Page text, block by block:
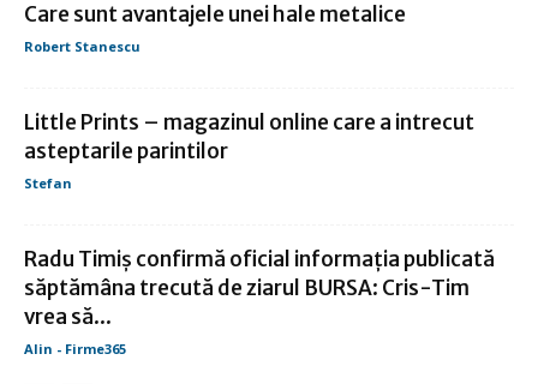
Care sunt avantajele unei hale metalice
Robert Stanescu
Little Prints – magazinul online care a intrecut
asteptarile parintilor
Stefan
Radu Timiş confirmă oficial informaţia publicată
săptămâna trecută de ziarul BURSA: Cris-Tim
vrea să...
Alin - Firme365